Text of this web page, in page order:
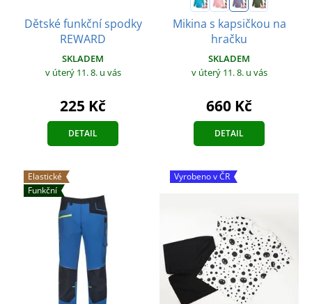
Dětské funkční spodky
REWARD
SKLADEM
v úterý 11. 8. u vás
225 Kč
DETAIL
Mikina s kapsičkou na
hračku
SKLADEM
v úterý 11. 8. u vás
660 Kč
DETAIL
Elastické
Funkční
Vyrobeno v ČR